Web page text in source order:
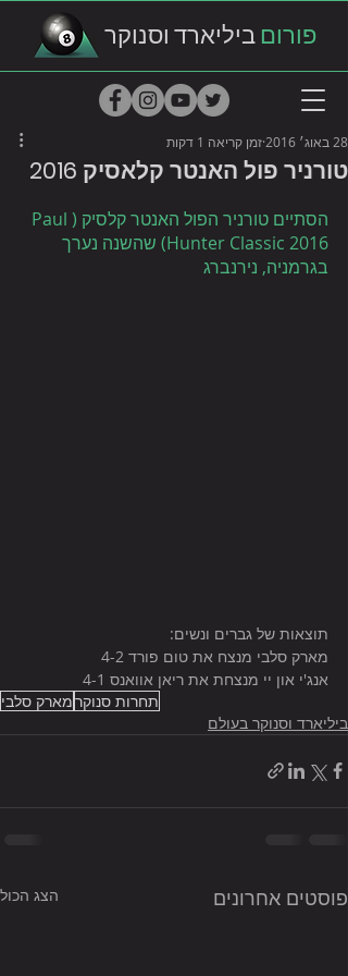
פורום ביליארד וסנוקר
טורניר פול האנטר קלאסיק 2016
28 באוג׳ 2016 זמן קריאה 1 דקות
הסתיים טורניר הפול האנטר קלסיק (Paul
Hunter Classic 2016) שהשנה נערך
בגרמניה, נירנברג
תוצאות של גברים ונשים:
מארק סלבי מנצח את טום פורד 4-2
אנג'י און יי מנצחת את ריאן אוואנס 4-1
תחרות סנוקרמארק סלבי
ביליארד וסנוקר בעולם
פוסטים אחרונים הצג הכול